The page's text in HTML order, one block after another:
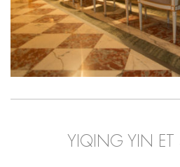
YIQING YIN ET